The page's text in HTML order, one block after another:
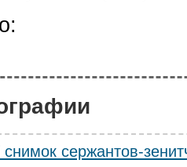
снимок сержантов-